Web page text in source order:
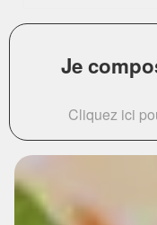
Je
Cliquez ici